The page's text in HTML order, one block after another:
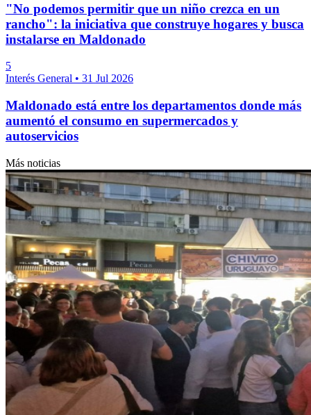
"No podemos permitir que un niño crezca en un
rancho": la iniciativa que construye hogares y busca
instalarse en Maldonado
5
Interés General • 31 Jul 2026
Maldonado está entre los departamentos donde más
aumentó el consumo en supermercados y
autoservicios
Más noticias